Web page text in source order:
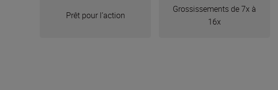
Prêt pour l’action
Grossissements de 7x à
16x